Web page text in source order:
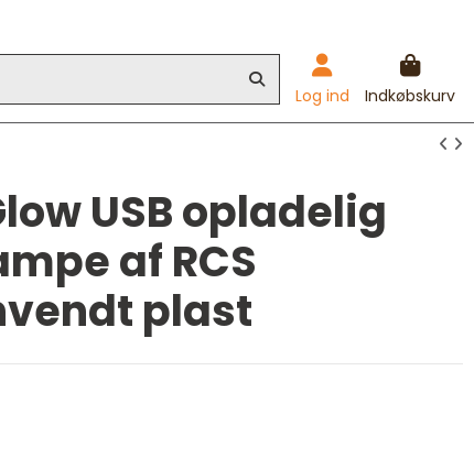
Log ind Indkøbskurv
USB opladelig
af RCS
plast